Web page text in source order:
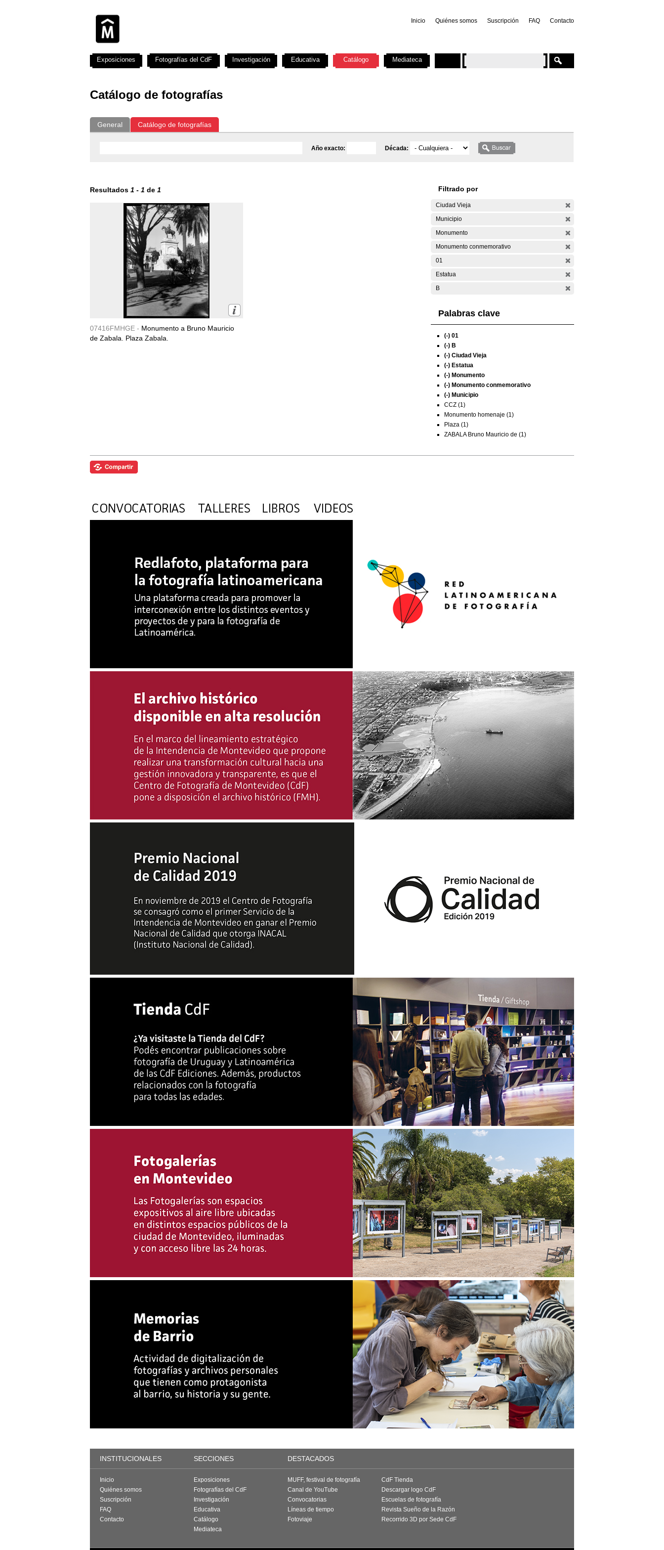
Inicio Quiénes somos Suscripción FAQ Contacto
Catálogo de fotografías
General Catálogo de fotografías
Año exacto: Década:
Resultados 1 - 1 de 1
07416FMHGE - Monumento a Bruno Mauricio
de Zabala. Plaza Zabala.
Filtrado por
Ciudad Vieja
Municipio
Monumento
Monumento conmemorativo
01
Estatua
B
Palabras clave
(-) 01
(-) B
(-) Ciudad Vieja
(-) Estatua
(-) Monumento
(-) Monumento conmemorativo
(-) Municipio
CCZ (1)
Monumento homenaje (1)
Plaza (1)
ZABALA Bruno Mauricio de (1)
Exposiciones Fotografías del CdF Investigación Educativa Catálogo Mediateca
INSTITUCIONALES SECCIONES DESTACADOS
Inicio
Quiénes somos
Suscripción
FAQ
Contacto
Exposiciones
Fotografías del CdF
Investigación
Educativa
Catálogo
Mediateca
MUFF, festival de fotografía
Canal de YouTube
Convocatorias
Líneas de tiempo
Fotoviaje
CdF Tienda
Descargar logo CdF
Escuelas de fotografía
Revista Sueño de la Razón
Recorrido 3D por Sede CdF